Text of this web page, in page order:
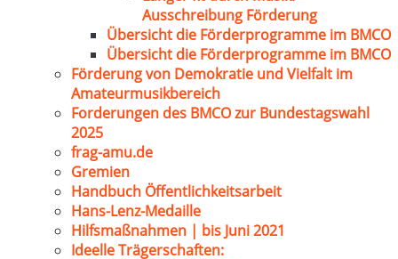
Ausschreibung Förderung
Übersicht die Förderprogramme im BMCO
Übersicht die Förderprogramme im BMCO
Förderung von Demokratie und Vielfalt im
Amateurmusikbereich
Forderungen des BMCO zur Bundestagswahl
2025
frag-amu.de
Gremien
Handbuch Öffentlichkeitsarbeit
Hans-Lenz-Medaille
Hilfsmaßnahmen | bis Juni 2021
Ideelle Trägerschaften: